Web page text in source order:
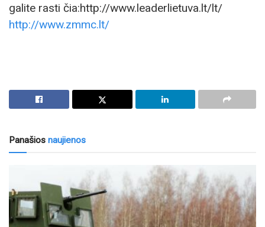
galite rasti čia:http://www.leaderlietuva.lt/lt/
http://www.zmmc.lt/
Panašios naujienos